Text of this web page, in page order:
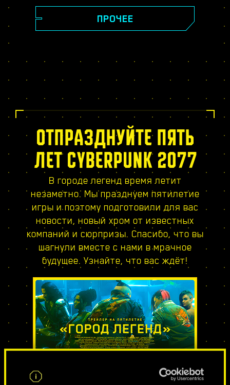
профессионального шпионажа. Станьте
секретным агентом и распутайте плотный
много другое.
ПРОЧЕЕ
ОТПРАЗДНУЙТЕ ПЯТЬ
ЛЕТ CYBERPUNK 2077
В городе легенд время летит
незаметно. Мы празднуем пятилетие
игры и поэтому подготовили для вас
новости, новый хром от известных
компаний и сюрпризы. Спасибо, что вы
шагнули вместе с нами в мрачное
будущее. Узнайте, что вас ждёт!